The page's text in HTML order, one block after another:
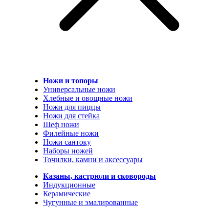
Ножи и топоры
Универсальные ножи
Хлебные и овощные ножи
Ножи для пиццы
Ножи для стейка
Шеф ножи
Филейные ножи
Ножи сантоку
Наборы ножей
Точилки, камни и аксессуары
Казаны, кастрюли и сковороды
Индукционные
Керамические
Чугунные и эмалированные